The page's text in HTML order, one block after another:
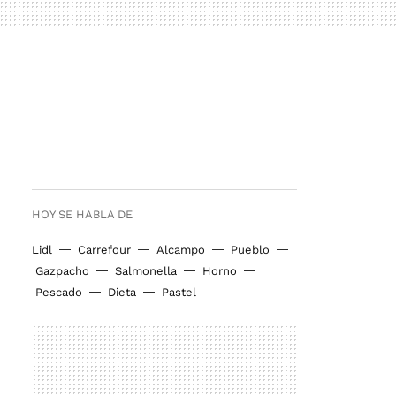
HOY SE HABLA DE
Lidl Carrefour Alcampo
Pueblo
Gazpacho
Salmonella
Horno
Pescado
Dieta Pastel